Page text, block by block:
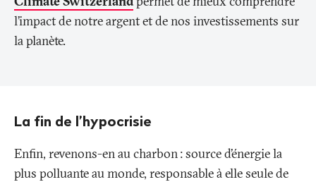
l’impact de notre argent et de nos investissements sur
la planète.
La fin de l’hypocrisie
Enfin, revenons-en au charbon: source d’énergie la
plus polluante au monde, responsable à elle seule de